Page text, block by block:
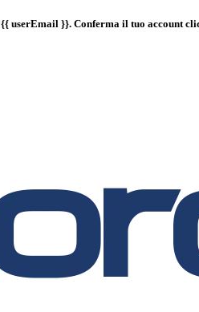
{{ userEmail }}. Conferma il tuo account